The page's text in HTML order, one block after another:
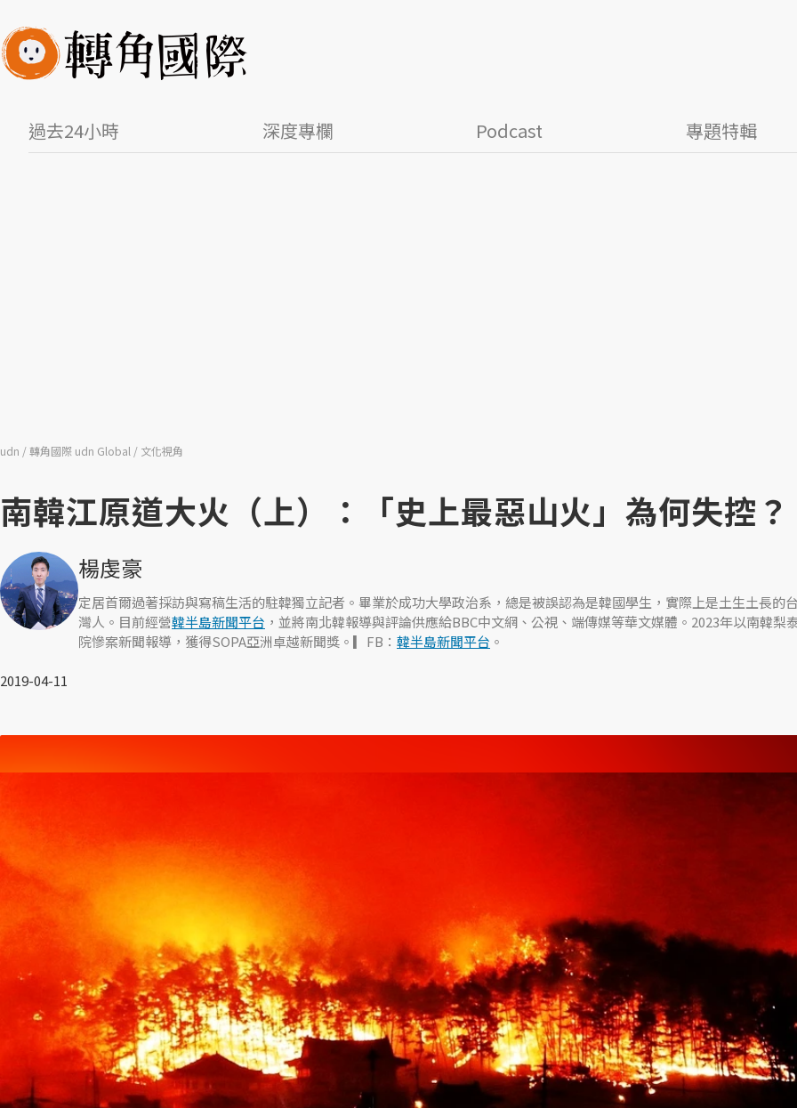
過去24小時 深度專欄 Podcast 專題特輯
udn 轉角國際 udn Global 文化視角
南韓江原道大火（上）：「史上最惡山火」為何失控？
楊虔豪
定居首爾過著採訪與寫稿生活的駐韓獨立記者。畢業於成功大學政治系，總是被誤認為是韓國學生，實際上是土生土長的
灣人。目前經營韓半島新聞平台 ，並將南北韓報導與評論供應給BBC中文網、公視、端傳媒等華文媒體。2023年以南韓梨
院慘案新聞報導，獲得SOPA亞洲卓越新聞獎。▎FB： 韓半島新聞平台 。
2019-04-11